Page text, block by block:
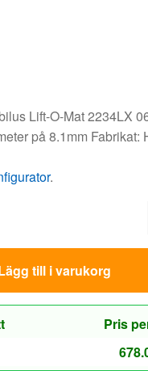
Lift-O-Mat 2234LX
på 8.1mm Fabrikat:
.
till i varukorg
Pris